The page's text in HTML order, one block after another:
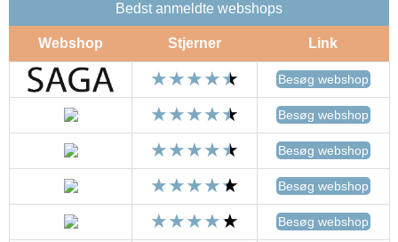
Bedst anmeldte webshops
Webshop Stjerner Link
Besøg webshop
Besøg webshop
Besøg webshop
Besøg webshop
Besøg webshop